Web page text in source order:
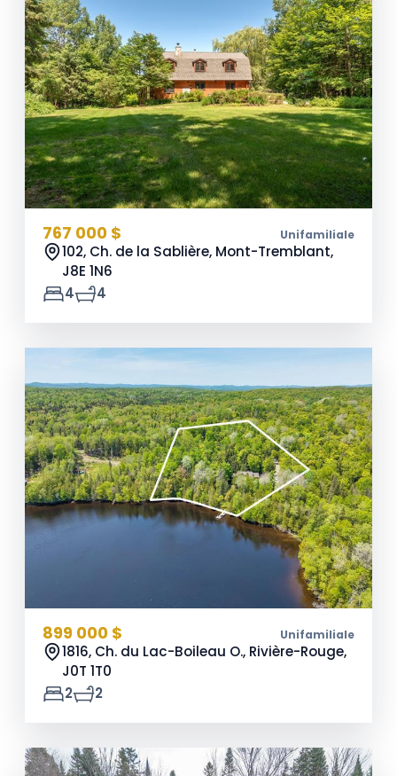
767 000 $ Unifamiliale
102, Ch. de la Sablière, Mont-Tremblant,
J8E 1N6
4
4
899 000 $ Unifamiliale
1816, Ch. du Lac-Boileau O., Rivière-Rouge,
J0T 1T0
2
2